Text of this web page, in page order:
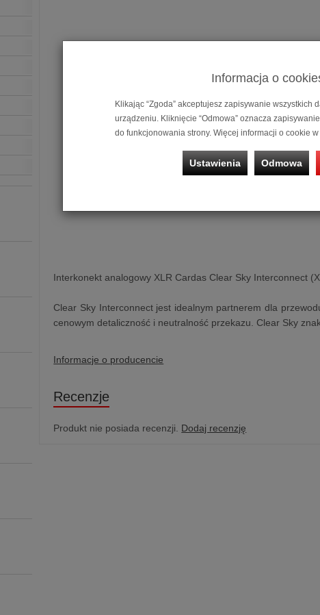
Interkonekt analogowy XLR Cardas Clear Sky Interconnect
Clear Sky Interconnect jest idealnym partnerem dla
cenowym detaliczność i neutralność przekazu. Clear Sky
Informacje o producencie
Recenzje
Produkt nie posiada recenzji. Dodaj recenzję
Informacja o
Klikając “Zgoda” akceptujesz zapisywanie wszystkich
urządzeniu. Kliknięcie “Odmowa” oznacza
do funkcjonowania strony. Więcej informacji o cookie w
Ustawienia Odmowa